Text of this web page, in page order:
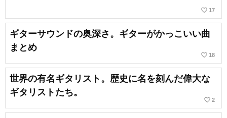
favorite_border 17
ギターサウンドの奥深さ。ギターがかっこいい曲
まとめ
favorite_border 18
世界の有名ギタリスト。歴史に名を刻んだ偉大な
ギタリストたち。
favorite_border 2